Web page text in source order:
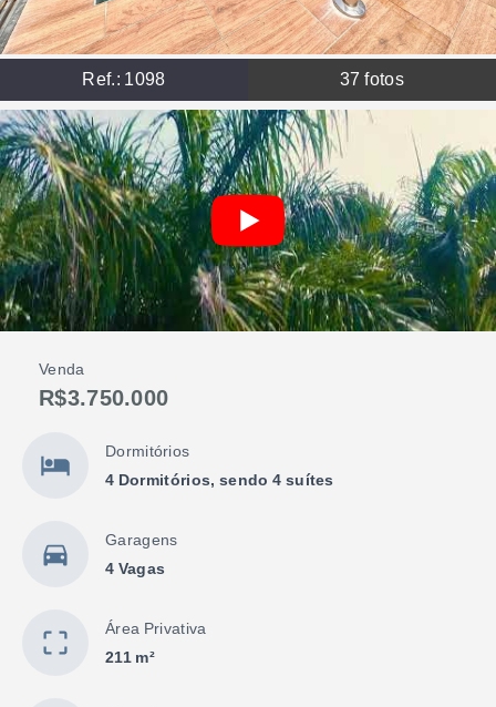
Ref.: 1098 37 fotos
Venda
R$3.750.000
Dormitórios
4 Dormitórios, sendo 4 suítes
Garagens
4 Vagas
Área Privativa
211 m²